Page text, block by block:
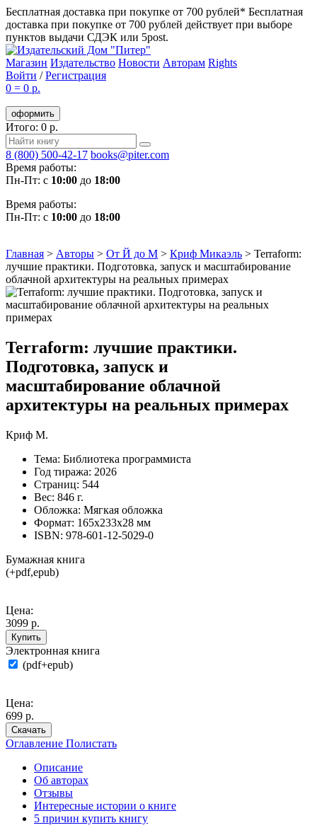
Бесплатная доставка при покупке от 700 рублей* Бесплатная
доставка при покупке от 700 рублей действует при выборе
пунктов выдачи СДЭК или 5post.
Магазин Издательство Новости Авторам Rights
Войти /Регистрация
0 = 0 р.
оформить
Итого: 0 р.
8 (800) 500-42-17 books@piter.com
Время работы:
Пн-Пт: с 10:00 до 18:00
Время работы:
Пн-Пт: с 10:00 до 18:00
Главная > Авторы > От Й до М > Криф Микаэль > Terraform:
лучшие практики. Подготовка, запуск и масштабирование
облачной архитектуры на реальных примерах
Terraform: лучшие практики.
Подготовка, запуск и
масштабирование облачной
архитектуры на реальных примерах
Криф М.
Тема: Библиотека программиста
Год тиража: 2026
Страниц: 544
Вес: 846 г.
Обложка: Мягкая обложка
Формат: 165х233х28 мм
ISBN: 978-601-12-5029-0
Бумажная книга
(+pdf,epub)
Цена:
3099 р.
Купить
Электронная книга
(pdf+epub)
Цена:
699 р.
Скачать
Оглавление Полистать
Описание
Об авторах
Отзывы
Интересные истории о книге
5 причин купить книгу